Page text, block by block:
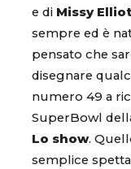
e di Missy
sempre ed è
pensato che
disegnare
numero 49 a
SuperBowl
Lo show.
semplice